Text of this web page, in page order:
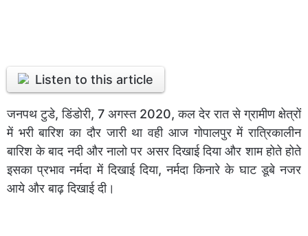
Listen to this article
जनपथ टुडे, डिंडोरी, 7 अगस्त 2020, कल देर रात से ग्रामीण क्षेत्रों
में भरी बारिश का दौर जारी था वही आज गोपालपुर में रात्रिकालीन
बारिश के बाद नदी और नालो पर असर दिखाई दिया और शाम होते होते
इसका प्रभाव नर्मदा में दिखाई दिया, नर्मदा किनारे के घाट डूबे नजर
आये और बाढ़ दिखाई दी।